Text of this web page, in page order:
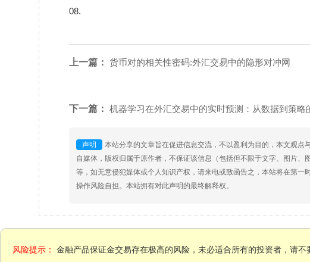
08.
上一篇： 货币对的相关性密码:外汇交易中的隐形对冲网
下一篇： 机器学习在外汇交易中的实时预测：从数据到策略
声明
本站分享的文章旨在促进信息交流，不以盈利为目的，本文观
自媒体，版权归属于原作者，不保证该信息（包括但不限于文字、图片
等，如无意侵犯媒体或个人知识产权，请来电或致函告之，本站将在第
操作风险自担。本站拥有对此声明的最终解释权。
风险提示：
金融产品保证金交易存在极高的风险，未必适合所有的投资者，请